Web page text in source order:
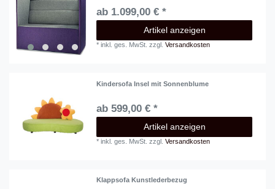
ab 1.099,00 € *
Artikel anzeigen
*inkl. ges. MwSt. zzgl.Versandkosten
Kindersofa Insel mit Sonnenblume
ab 599,00 € *
Artikel anzeigen
*inkl. ges. MwSt. zzgl.Versandkosten
Klappsofa Kunstlederbezug